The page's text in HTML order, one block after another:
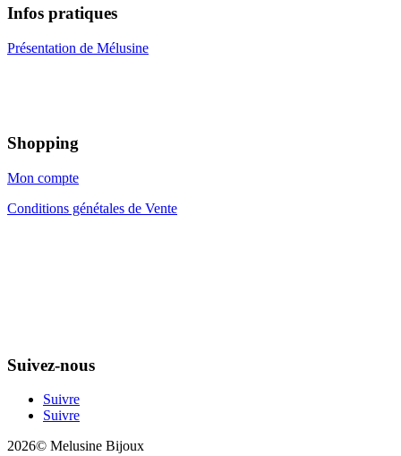
Infos pratiques
Présentation de Mélusine
Shopping
Mon compte
Conditions génétales de Vente
Suivez-nous
Suivre
Suivre
2026© Melusine Bijoux